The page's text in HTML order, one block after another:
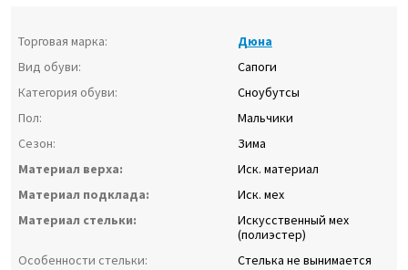
Торговая марка:
Дюна
Вид обуви:
Сапоги
Категория обуви:
Сноубутсы
Пол:
Мальчики
Сезон:
Зима
Материал верха:
Иск. материал
Материал подклада:
Иск. мех
Материал стельки:
Искусственный мех
(полиэстер)
Особенности стельки:
Стелька не вынимается